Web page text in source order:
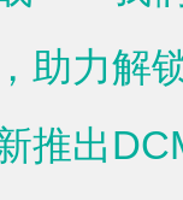
助力解
推出